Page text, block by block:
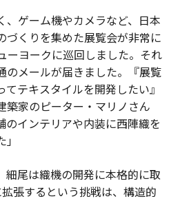
、ゲーム機やカメラなど、日本
づくりを集めた展覧会が非常に
ーヨークに巡回しました。それ
のメールが届きました。『展覧
テキスタイルを開発したい』
築家のピーター・マリノさん
のインテリアや内装に西陣織を
細尾は織機の開発に本格的に取
張するという挑戦は、構造的